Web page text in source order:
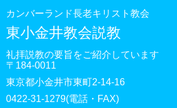
カンバーランド長老キリスト教会
東小金井教会説教
礼拝説教の要旨をご紹介しています
〒184-0011
東京都小金井市東町2-14-16
0422-31-1279(電話・FAX)